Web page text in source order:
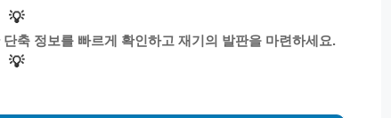
💡
축 정보를 빠르게 확인하고 재기의 발판을 마련하세요.
💡